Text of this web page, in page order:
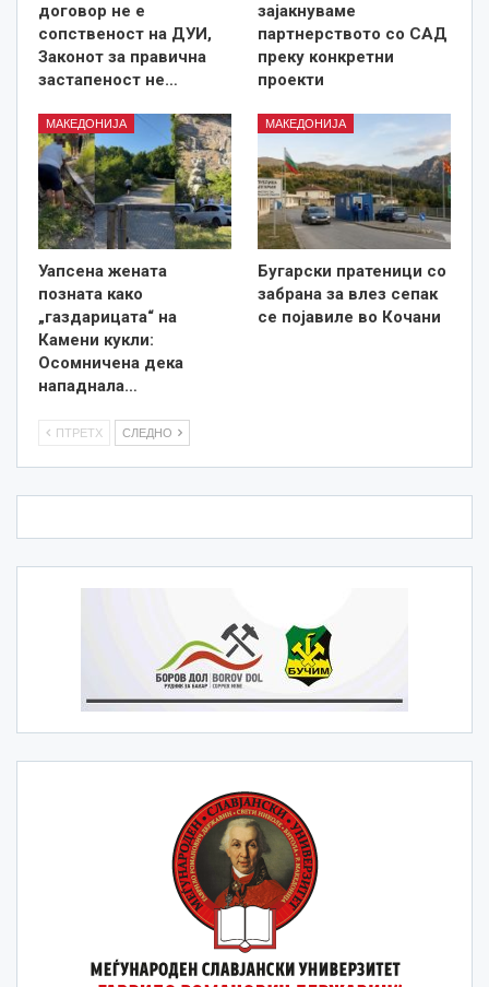
договор не е
сопственост на ДУИ,
Законот за правична
застапеност не…
зајакнуваме
партнерството со САД
преку конкретни
проекти
МАКЕДОНИЈА
Уапсена жената
позната како
„газдарицата“ на
Камени кукли:
Осомничена дека
нападнала…
МАКЕДОНИЈА
Бугарски пратеници со
забрана за влез сепак
се појавиле во Кочани
ПТРЕТХ СЛЕДНО